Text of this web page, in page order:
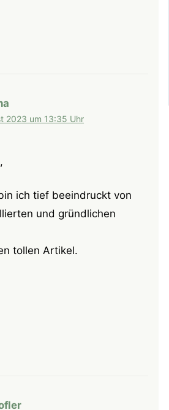
2023 um 13:35 Uhr
ich tief beeindruckt von
und gründlichen
tollen Artikel.